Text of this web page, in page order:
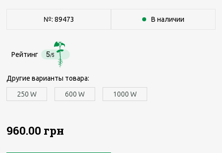
№: 89473 В наличии
Рейтинг 5/5
Другие варианты товара:
250 W
600 W 1000 W
960.00 грн